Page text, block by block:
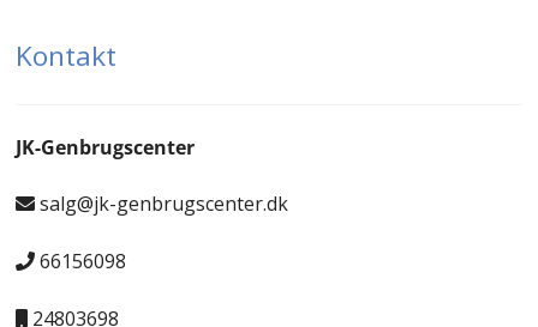
Kontakt
JK-Genbrugscenter
salg@jk-genbrugscenter.dk
66156098
24803698